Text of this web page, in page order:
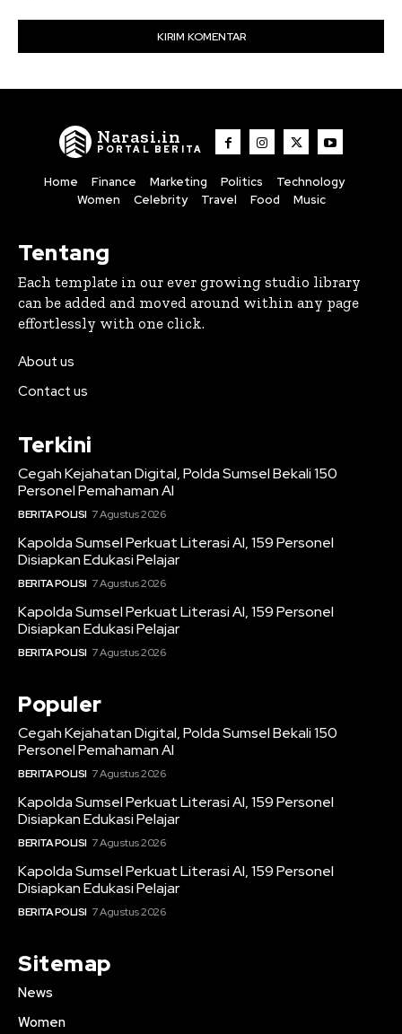
Narasi.in
PORTAL BERITA
Home Finance Marketing Politics
Technology
Women
Celebrity Travel Food Music
Tentang
Each template in our ever growing studio library
can be added and moved around within any page
effortlessly with one click.
About us
Contact us
Terkini
Cegah Kejahatan Digital, Polda Sumsel Bekali 150
Personel Pemahaman AI
BERITA POLISI 7 Agustus 2026
Kapolda Sumsel Perkuat Literasi AI, 159 Personel
Disiapkan Edukasi Pelajar
BERITA POLISI 7 Agustus 2026
Kapolda Sumsel Perkuat Literasi AI, 159 Personel
Disiapkan Edukasi Pelajar
BERITA POLISI 7 Agustus 2026
Populer
Cegah Kejahatan Digital, Polda Sumsel Bekali 150
Personel Pemahaman AI
BERITA POLISI 7 Agustus 2026
Kapolda Sumsel Perkuat Literasi AI, 159 Personel
Disiapkan Edukasi Pelajar
BERITA POLISI 7 Agustus 2026
Kapolda Sumsel Perkuat Literasi AI, 159 Personel
Disiapkan Edukasi Pelajar
BERITA POLISI 7 Agustus 2026
Sitemap
News
Women